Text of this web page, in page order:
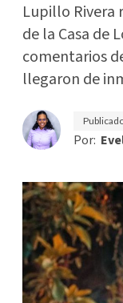
Lupillo Rivera
de la Casa de
comentarios
llegaron de
Por: